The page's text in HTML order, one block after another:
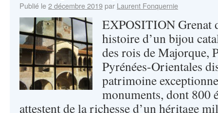
Publié le2 décembre 2019par Laurent Fonquernie
EXPOSITION Grenat
histoire d’un bijou
des rois de
Pyrénées-Orientales
patrimoine
monuments, dont 800
attestent de la richesse d’un héritage